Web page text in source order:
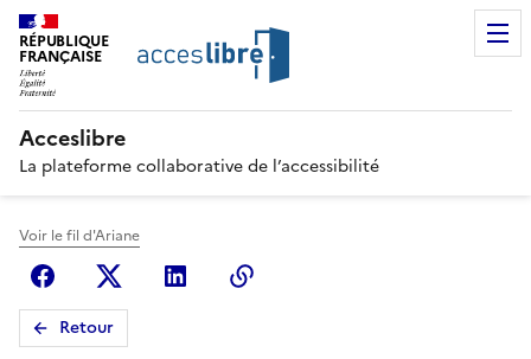
RÉPUBLIQUE
FRANÇAISE
Acceslibre
La plateforme collaborative de l’accessibilité
Voir le fil d'Ariane
FacebookX (anciennement Twitter)
Linkedin
Retour